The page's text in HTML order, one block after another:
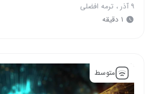
۹ آذر ، ترمه افضلی
۱ دقیقه
متوسط